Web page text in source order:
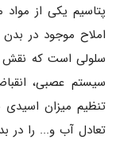
املاح موجود در
سلولی است که نقش
سیستم عصبی،
تنظیم میزان اسیدی
تعادل آب و... را در